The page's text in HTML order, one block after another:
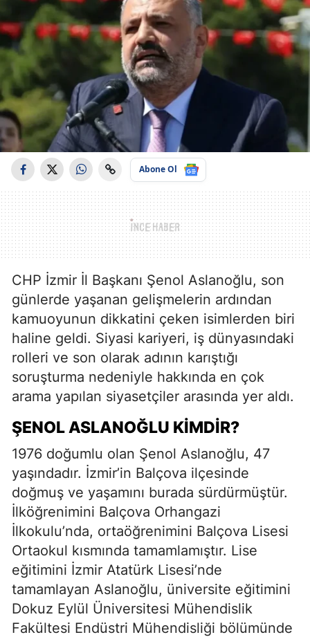
Abone Ol
CHP İzmir İl Başkanı Şenol Aslanoğlu, son
günlerde yaşanan gelişmelerin ardından
kamuoyunun dikkatini çeken isimlerden biri
haline geldi. Siyasi kariyeri, iş dünyasındaki
rolleri ve son olarak adının karıştığı
soruşturma nedeniyle hakkında en çok
arama yapılan siyasetçiler arasında yer aldı.
ŞENOL ASLANOĞLU KIMDIR?
1976 doğumlu olan Şenol Aslanoğlu, 47
yaşındadır. İzmir’in Balçova ilçesinde
doğmuş ve yaşamını burada sürdürmüştür.
İlköğrenimini Balçova Orhangazi
İlkokulu’nda, ortaöğrenimini Balçova Lisesi
Ortaokul kısmında tamamlamıştır. Lise
eğitimini İzmir Atatürk Lisesi’nde
tamamlayan Aslanoğlu, üniversite eğitimini
Dokuz Eylül Üniversitesi Mühendislik
Fakültesi Endüstri Mühendisliği bölümünde